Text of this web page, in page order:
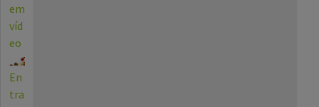
em
víd
eo
En
tra